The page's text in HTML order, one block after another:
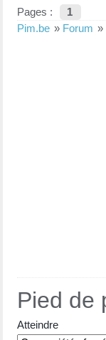
Pages : 1
Pim.be » Forum »
Pied de
Atteindre